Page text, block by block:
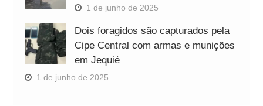
1 de junho de 2025
Dois foragidos são capturados pela
Cipe Central com armas e munições
em Jequié
1 de junho de 2025